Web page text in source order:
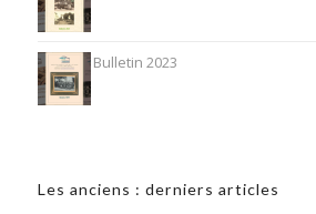
Bulletin 2023
Les anciens : derniers articles